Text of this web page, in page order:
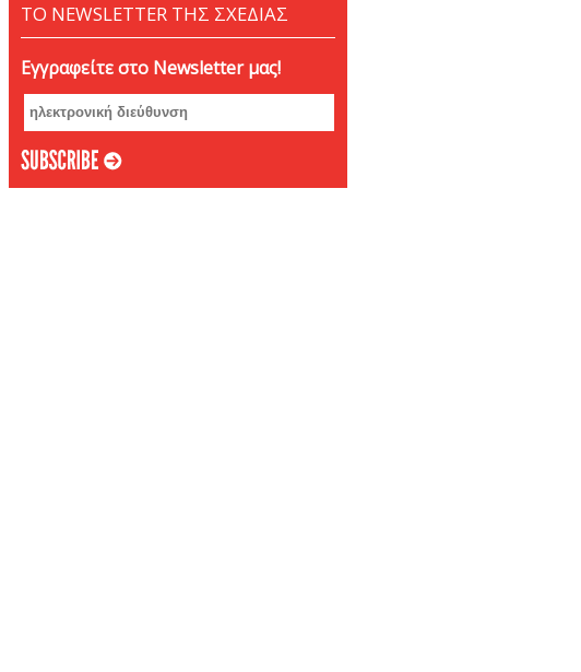
ΤΟ NEWSLETTER ΤΗΣ ΣΧΕΔΙΑΣ
Εγγραφείτε στο Newsletter μας!